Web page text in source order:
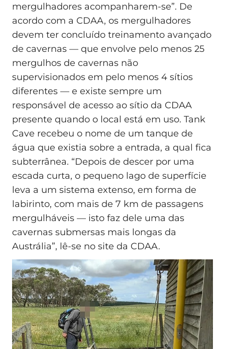
mergulhadores acompanharem-se”. De
acordo com a CDAA, os mergulhadores
devem ter concluído treinamento avançado
de cavernas — que envolve pelo menos 25
mergulhos de cavernas não
supervisionados em pelo menos 4 sítios
diferentes — e existe sempre um
responsável de acesso ao sítio da CDAA
presente quando o local está em uso. Tank
Cave recebeu o nome de um tanque de
água que existia sobre a entrada, a qual fica
subterrânea. “Depois de descer por uma
escada curta, o pequeno lago de superfície
leva a um sistema extenso, em forma de
labirinto, com mais de 7 km de passagens
mergulháveis — isto faz dele uma das
cavernas submersas mais longas da
Austrália”, lê-se no site da CDAA.